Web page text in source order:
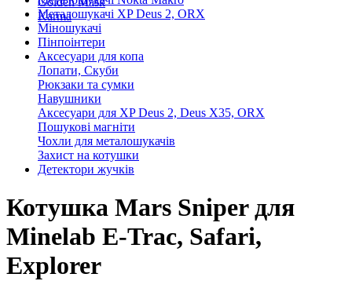
Karma
Металошукачі XP Deus 2, ORX
Міношукачі
Пінпоінтери
Аксесуари для копа
Лопати, Скуби
Рюкзаки та сумки
Навушники
Аксесуари для XP Deus 2, Deus X35, ORX
Пошукові магніти
Чохли для металошукачів
Захист на котушки
Детектори жучків
Котушка Mars Sniper для
Minelab E-Trac, Safari,
Explorer